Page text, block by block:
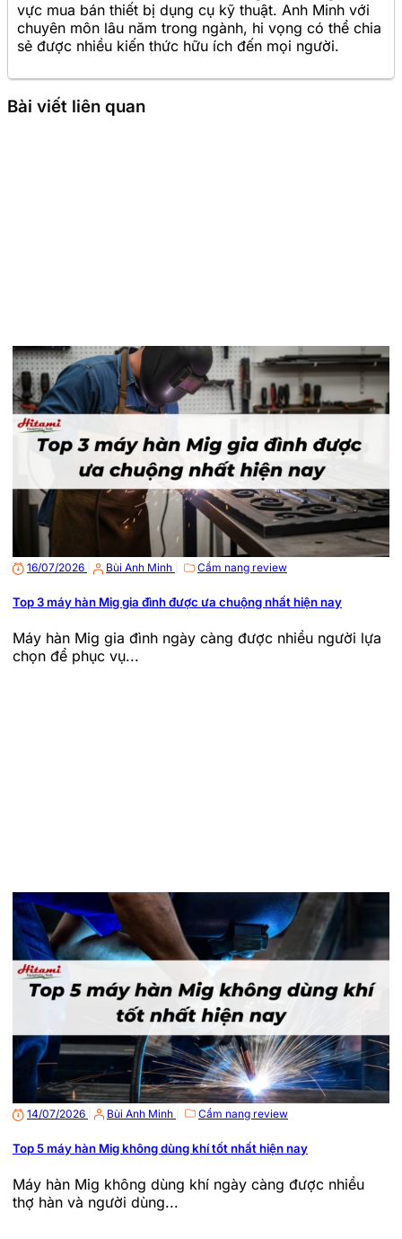
vực mua bán thiết bị dụng cụ kỹ thuật. Anh Minh với
chuyên môn lâu năm trong ngành, hi vọng có thể chia
sẻ được nhiều kiến thức hữu ích đến mọi người.
Bài viết liên quan
16/07/2026 Bùi Anh Minh Cẩm nang review
Top 3 máy hàn Mig gia đình được ưa chuộng nhất hiện nay
Máy hàn Mig gia đình ngày càng được nhiều người lựa
chọn để phục vụ...
14/07/2026 Bùi Anh Minh Cẩm nang review
Top 5 máy hàn Mig không dùng khí tốt nhất hiện nay
Máy hàn Mig không dùng khí ngày càng được nhiều
thợ hàn và người dùng...